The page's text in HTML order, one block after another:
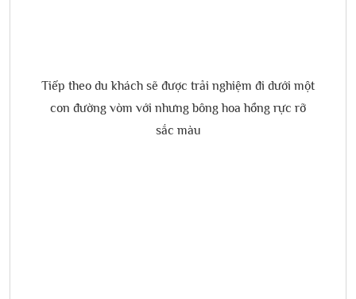
Tiếp theo du khách sẽ được trải nghiệm đi dưới một
con đường vòm với nhưng bông hoa hồng rực rỡ
sắc màu